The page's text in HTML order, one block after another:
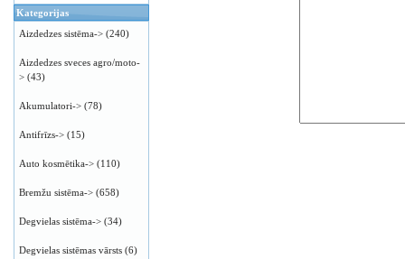
Kategorijas
Aizdedzes sistēma-> (240)
Aizdedzes sveces agro/moto-
> (43)
Akumulatori-> (78)
Antifrīzs-> (15)
Auto kosmētika-> (110)
Bremžu sistēma-> (658)
Degvielas sistēma-> (34)
Degvielas sistēmas vārsts (6)